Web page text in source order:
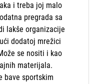
i treba joj malo
pregrada sa
lakše organizacije
dodatoj mrežici
se nositi i kao
materijala.
bave sportskim